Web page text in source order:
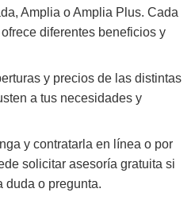
Amplia o Amplia Plus. Cada
diferentes beneficios y
y precios de las distintas
a tus necesidades y
y contratarla en línea o por
solicitar asesoría gratuita si
duda o pregunta.